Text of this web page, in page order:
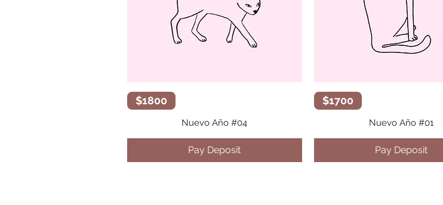
$1800
Nuevo Año #04
Pay Deposit
$1700
Nuevo Año #01
Pay Deposit